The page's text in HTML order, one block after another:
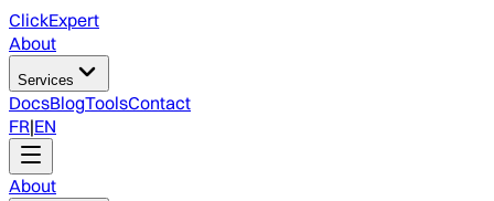
ClickExpert
About
Services
DocsBlogToolsContact
FR|EN
About